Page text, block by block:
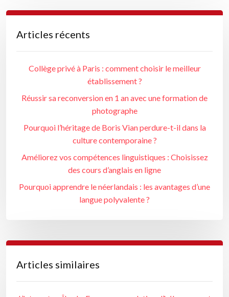
Articles récents
Collège privé à Paris : comment choisir le meilleur
établissement ?
Réussir sa reconversion en 1 an avec une formation de
photographe
Pourquoi l’héritage de Boris Vian perdure-t-il dans la
culture contemporaine ?
Améliorez vos compétences linguistiques : Choisissez
des cours d’anglais en ligne
Pourquoi apprendre le néerlandais : les avantages d’une
langue polyvalente ?
Articles similaires